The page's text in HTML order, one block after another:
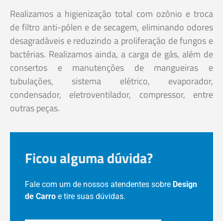
Realizamos a higienização total com ozônio e troca
de filtro anti-pólen e de secagem, eliminando odores
desagradáveis e reduzindo a proliferação de fungos e
bactérias. Realizamos ainda, a carga de gás, além de
consertos e manutenções de mangueiras e
tubulações, sistema elétrico, evaporador,
condensador, eletroventilador, compressor, entre
outras peças.
Ficou alguma dúvida?
Fale com um de nossos atendentes sobre Design
de Carro e tire suas dúvidas.